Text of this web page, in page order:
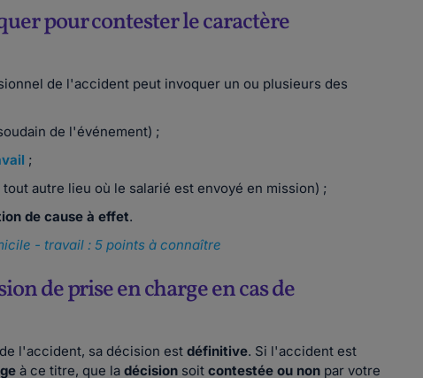
pour contester le caractère
de l'accident peut invoquer un ou plusieurs des
de l'événement) ;
;
tout autre lieu où le salarié est envoyé en mission) ;
de cause à effet.
- travail : 5 points à connaître
de prise en charge en cas de
l'accident, sa décision estdéfinitive. Si l'accident est
à ce titre, que ladécision soitcontestée ou non par votre